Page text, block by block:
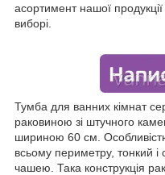
асортимент нашої продукції
виборі.
Тумба для ванних кімнат
раковиною зі штучного
шириною 60 см.
всьому периметру, тонкий і
чашею. Така конструкція